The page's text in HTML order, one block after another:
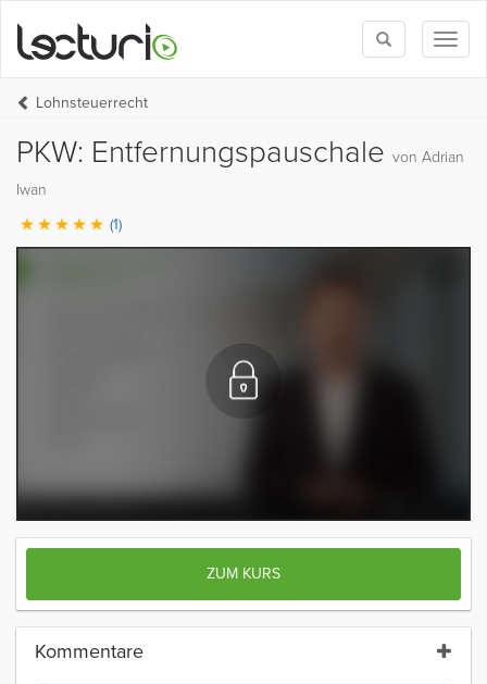
Toggle
search
Lohnsteuerrecht
PKW: Entfernungspauschale von Adrian
Iwan
(1)
ZUM KURS
Kommentare